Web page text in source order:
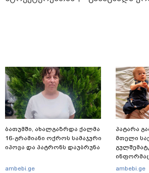
ბათუმში, ახალგაზრდა ქალმა
16-გრამიანი ოქროს სამაჯური
იპოვა და პატრონს დაუბრუნა
ambebi.ge
პატარა
მთელი
წერს
ambebi.ge